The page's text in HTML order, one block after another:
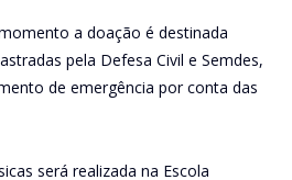
a doação é destinada
pela Defesa Civil e Semdes,
de emergência por conta das
será realizada na Escola